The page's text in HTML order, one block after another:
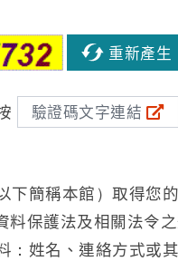
重新產生
驗證碼文字連結
下簡稱本館）取得您
保護法及相關法令之
姓名、連絡方式或